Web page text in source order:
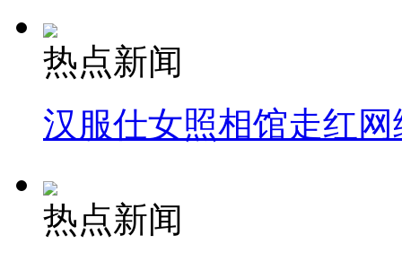
热点新闻
汉服仕女照相馆走红网
热点新闻